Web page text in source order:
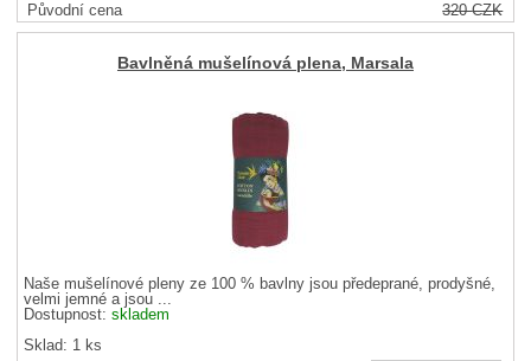
Původní cena
320CZK
Bavlněná mušelínová plena, Marsala
Naše mušelínové pleny ze 100 % bavlny jsou předeprané, prodyšné,
velmi jemné a jsou ...
Dostupnost:skladem
Sklad: 1 ks